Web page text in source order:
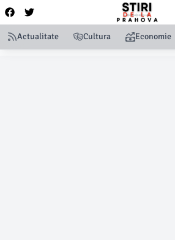
Actualitate Cultura Economie